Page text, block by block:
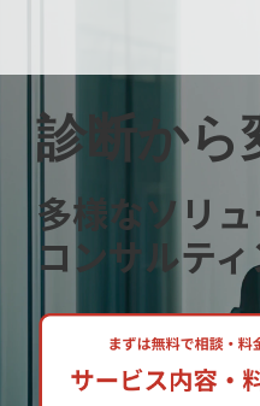
診断から
多様なソリ
コンサルテ